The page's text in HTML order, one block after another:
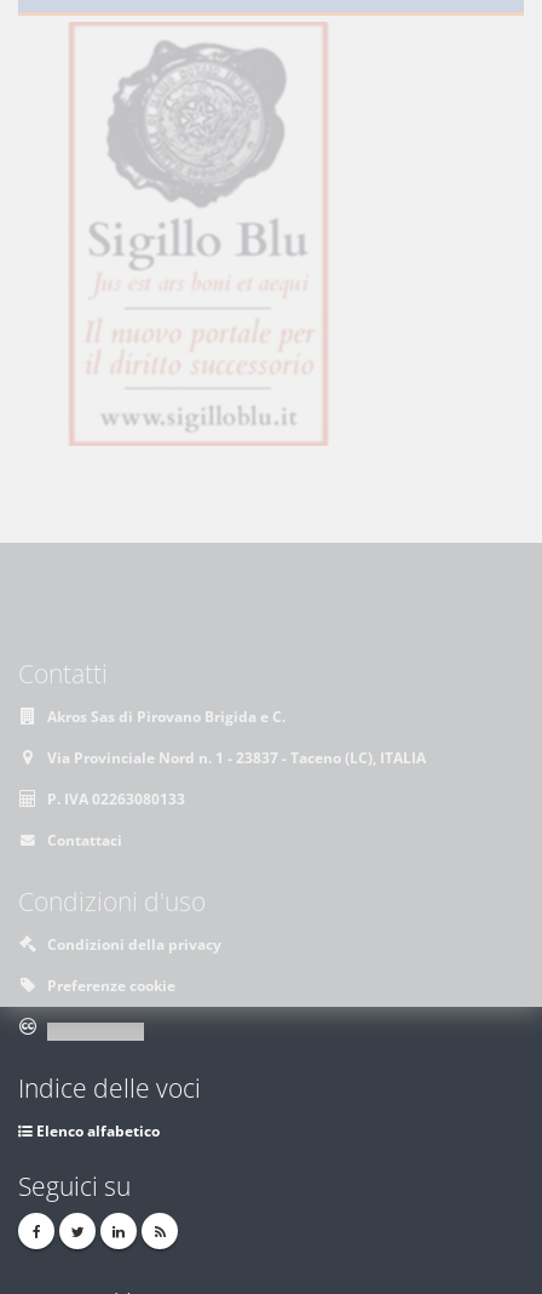
Contatti
Akros Sas di Pirovano Brigida e C.
Via Provinciale Nord n. 1 - 23837 - Taceno (LC), ITALIA
P. IVA 02263080133
Contattaci
Condizioni d'uso
Condizioni della privacy
Preferenze cookie
Indice delle voci
Elenco alfabetico
Seguici su